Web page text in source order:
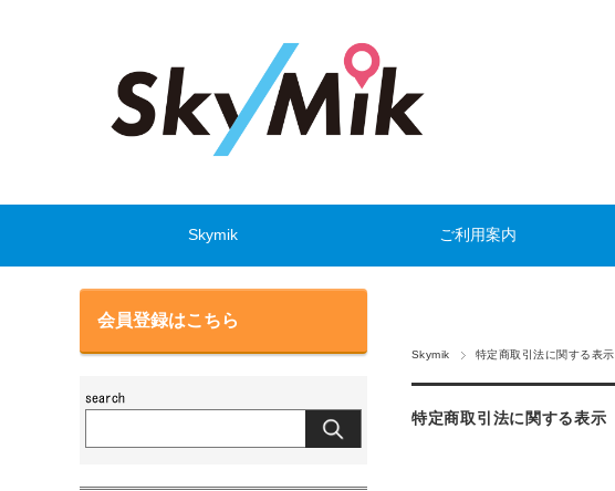
Skymik ご利用案内
Skymik 特定商取引法に関する表示
特定商取引法に関する表示
会員登録はこちら